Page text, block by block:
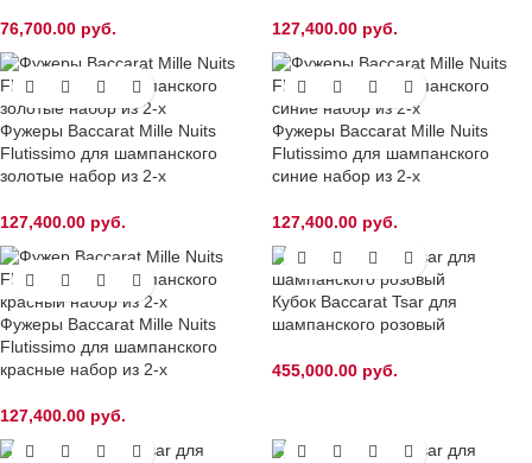
76,700.00 руб. 127,400.00 руб.
Фужеры Baccarat Mille Nuits
Flutissimo для шампанского
золотые набор из 2-х
127,400.00 руб.
Фужеры Baccarat Mille Nuits
Flutissimo для шампанского
синие набор из 2-х
127,400.00 руб.
Фужеры Baccarat Mille Nuits
Flutissimo для шампанского
красные набор из 2-х
127,400.00 руб.
Кубок Baccarat Tsar для
шампанского розовый
455,000.00 руб.